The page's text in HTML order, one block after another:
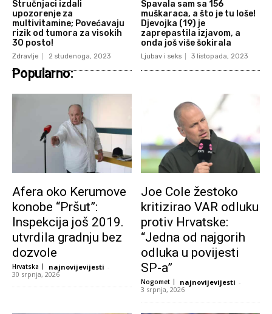
Stručnjaci izdali
upozorenje za
multivitamine; Povećavaju
rizik od tumora za visokih
30 posto!
Zdravlje 2 studenoga, 2023
Spavala sam sa 156
muškaraca, a što je tu loše!
Djevojka (19) je
zaprepastila izjavom, a
onda još više šokirala
Ljubav i seks 3 listopada, 2023
Popularno:
Afera oko Kerumove
konobe “Pršut”:
Inspekcija još 2019.
utvrdila gradnju bez
dozvole
Hrvatska najnovijevijesti -
30 srpnja, 2026
Joe Cole žestoko
kritizirao VAR odluku
protiv Hrvatske:
“Jedna od najgorih
odluka u povijesti
SP-a”
Nogomet najnovijevijesti -
3 srpnja, 2026